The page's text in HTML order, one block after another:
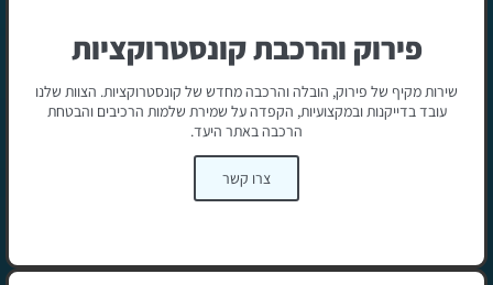
פירוק והרכבת קונסטרוקציות
שירות מקיף של פירוק, הובלה והרכבה מחדש של קונסטרוקציות. הצוות שלנו
עובד בדייקנות ובמקצועיות, הקפדה על שמירת שלמות הרכיבים והבטחת
הרכבה באתר היעד.
צרו קשר